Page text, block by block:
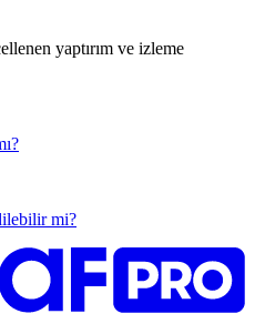
yaptırım ve izleme
mi?